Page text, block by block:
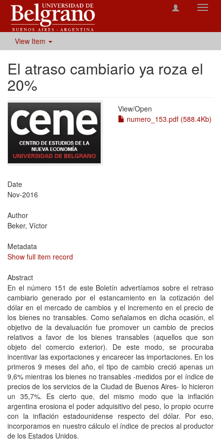
View Item
El atraso cambiario ya roza el
20%
View/Open
numero_153.pdf (588.4Kb)
Date
Nov-2016
Author
Beker, Víctor
Metadata
Show full item record
Abstract
En el número 151 de este Boletín advertíamos sobre el retraso
cambiario generado por el estancamiento en la cotización del
dólar en el mercado de cambios y el incremento en el precio de
los bienes no transables. Como señalamos en dicha ocasión, el
objetivo de la devaluación fue promover un cambio de precios
relativos a favor de los bienes transables (aquellos que son
objeto del comercio exterior). De este modo, se procuraba
incentivar las exportaciones y encarecer las importaciones. En los
primeros 9 meses del año, el tipo de cambio creció apenas un
9,6% mientras los bienes no transables -medidos por el índice de
precios de los servicios de la Ciudad de Buenos Aires- lo hicieron
un 35,7%. Es cierto que, del mismo modo que la inflación
argentina erosiona el poder adquisitivo del peso, lo propio ocurre
con la inflación estadounidense respecto del dólar. Por eso,
incorporamos en nuestro cálculo el índice de precios al productor
de los Estados Unidos.